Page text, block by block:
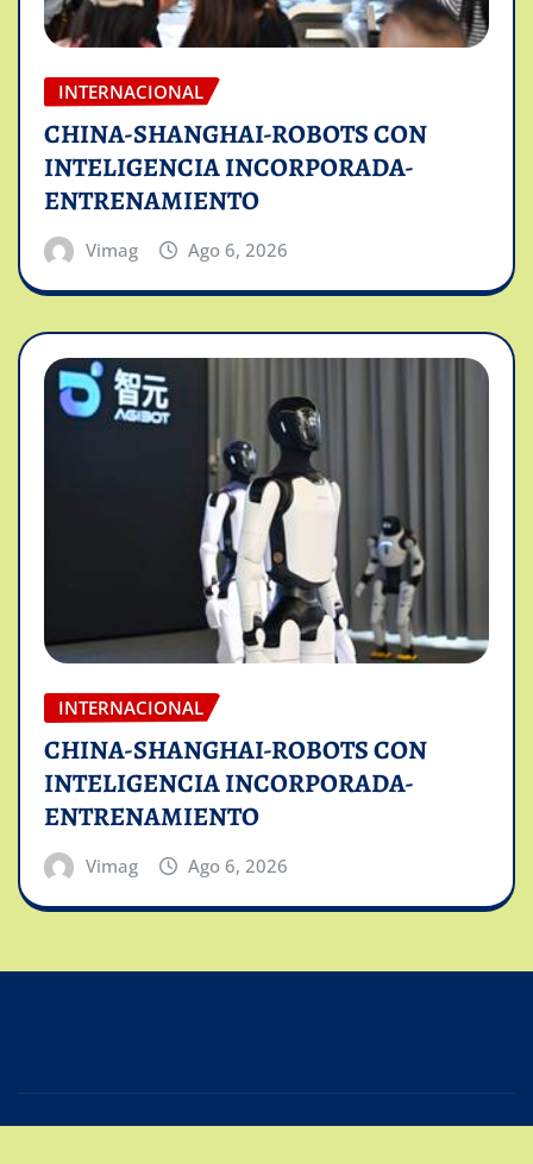
INTERNACIONAL
CHINA-SHANGHAI-ROBOTS CON
INTELIGENCIA INCORPORADA-
ENTRENAMIENTO
Vimag Ago 6, 2026
INTERNACIONAL
CHINA-SHANGHAI-ROBOTS CON
INTELIGENCIA INCORPORADA-
ENTRENAMIENTO
Vimag Ago 6, 2026